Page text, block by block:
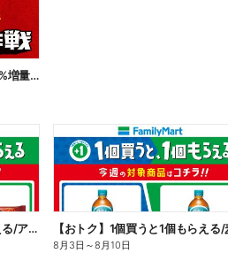
【おトク】お値段そのまま!45%増量作戦!
【おトク】1個買うと1個もらえる/アイス 【おトク】1個買うと1個もらえる
8月3日 ～8月10日